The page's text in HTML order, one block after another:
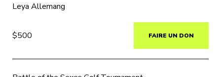
Leya Allemang
$500 FAIRE UN DON